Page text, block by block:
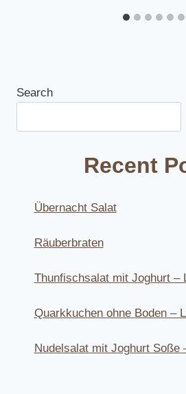
Search
Recent
Übernacht Salat
Räuberbraten
Thunfischsalat mit Joghurt –
Quarkkuchen ohne Boden –
Nudelsalat mit Joghurt Soße